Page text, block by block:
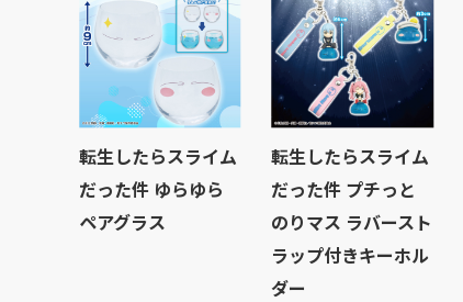
転生したらスライム
だった件 ゆらゆら
ペアグラス
転生したらスライム
だった件 プチっと
のりマス ラバースト
ラップ付きキーホル
ダー